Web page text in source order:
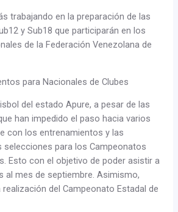
trabajando en la preparación de las
y Sub18 que participarán en los
de la Federación Venezolana de
para Nacionales de Clubes
del estado Apure, a pesar de las
han impedido el paso hacia varios
con los entrenamientos y las
selecciones para los Campeonatos
Esto con el objetivo de poder asistir a
al mes de septiembre. Asimismo,
del Campeonato Estadal de